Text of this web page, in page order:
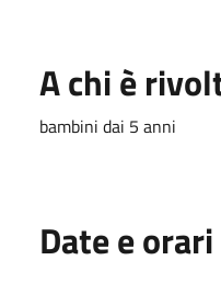
A chi è
bambini dai 5 anni
Date e orari